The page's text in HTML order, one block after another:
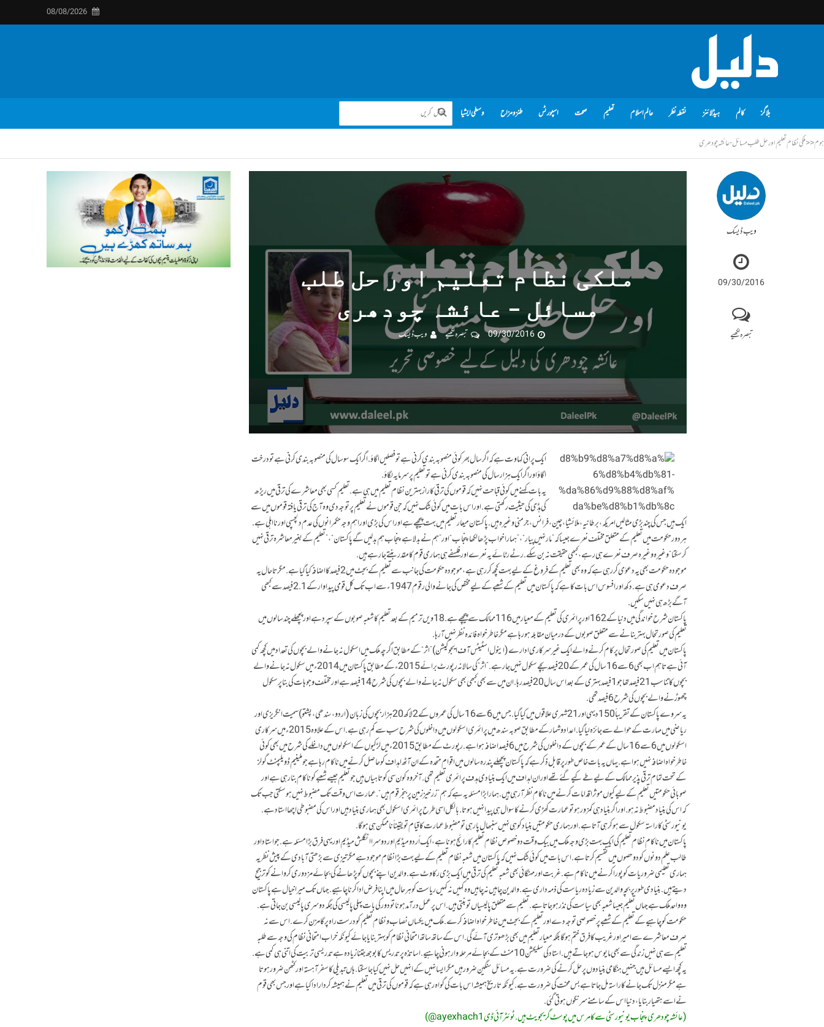
08/08/2026
بلاگز کالم ہیڈلائنز نقطہ نظر عالم اسلام تعلیم صحت اسپورٹس طنز و مزاح وسطی ایشیا
ہوم<<ملکی نظام تعلیم اور حل طلب مسائل - عائشہ چودھری
ویب ڈیسک
09/30/2016
تبصرہ لکھیے
ملکی نظام تعلیم اور حل طلب
مسائل – عائشہ چودھری
09/30/2016 تبصرہ لکھیے ویب ڈیسک
ایک پرانی کہاوت ہے کہ اگر سال بھر کوئی منصوبہ بندی کرنی ہے تو فصلیں اگاؤ. اگرایک سو سال کی منصوبہ بندی کرنی ہے تو درخت
اگاؤ اور اگر ایک ہزار سال کی منصوبہ بندی کرنی ہے تو تعلیم پر سرمایہ لگاؤ.
یہ بات کہنے میں کوئی قباحت نہیں کہ قوموں کی ترقی کا راز بہترین نظام تعلیم میں ہی ہے. تعلیم کسی بھی معاشرے کی ترقی میں ریڑھ
کی ہڈی کی حیثیت رکھتی ہے. اور اس بات میں کوئی شک نہیں کہ جن قوموں نے تعلیم پر توجہ دی وہ آج کی ترقی یافتہ قوموں میں سے
ایک ہیں جس کی چند بڑی مثالیں امریکہ، برطانیہ، ملائشیا، چین، فرانس، جرمنی وغیرہ ہیں. پاکستان میعار تعلیم میں بہت پیچھے ہے اور اس کی بڑی اور اہم وجہ حکمرانوں کی عدم دلچسپی اور نااہلی ہے.
ہر دور حکومت میں تعلیم کے متعلق مختلف نعرے جیسا کہ ”مار نہیں پیار“، ”ہمارا خواب پڑھا لکھا پنجاب“ اور ”ہم نے بدلا ہے پنجاب ہم بدلیں گے پاکستان“، ”تعلیم کے بغیر معاشرہ ترقی نہیں
کر سکتا“ وغیرہ وغیرہ صرف نعرے ہی رہے، کبھی حقیقت نہ بن سکے. رٹے رٹائے یہ نعرے اور فلسفے ہی ہماری قوم کا مقدر بنتے جا رہے ہیں.
موجودہ حکومت بھی یہ دعوٰی کر رہی ہے کہ وہ بھی تعلیم کے فروغ کے لیے بہت کچھ کر رہی ہے، موجودہ حکومت کی جانب سے تعلیم کے بجٹ میں 2 فیصد کا اضافہ کیا گیا ہے. مگر تاحال یہ
صرف دعوی ہی ہے. دکھ اور افسوس اس بات کا ہے کہ پاکستان میں تعلیم کے شعبے کے لیے مختص کی جانے والی رقوم 1947ء سے اب تک کل قومی پیداوار کے 2.1 فیصد سے کبھی
آگے بڑھ ہی نہیں سکیں.
پاکستان شرح خواندگی میں دنیا کے 162 اور پرائمری کی تعلیم کے معیار میں 116 ممالک سے پیچھے ہے. 18 ویں ترمیم کے بعد تعلیم کا شعبہ صوبوں کے سپرد ہے اور پچھلے چند سالوں میں
تعلیم کی صورتحال بہتر بنانے سے متعلق صوبوں کے درمیان مقابلہ ہو رہا ہے مگر خاطر خواہ فائدہ نظر نہیں آرہا.
پاکستان میں تعلیم کی صورتحال پر کام کرنے والے ایک غیر سرکاری ادارے (اینول اسٹیٹس آف ایجوکیشن ) ”اثر“ کے مطابق اگرچہ ملک میں اسکول نہ جانے والے بچوں کی تعداد میں کچھ کمی
آئی ہے تاہم اب بھی 6 سے 16 سال کی عمر کے 20 فیصد بچے سکول نہیں جا رہے. ”اثر“ کی سالانہ رپورٹ برائے 2015ء کے مطابق پاکستان میں 2014ء میں سکول نہ جانے والے
بچوں کا تناسب 21 فیصد تھا جو 1 فیصد بہتری کے بعد اس سال 20 فیصد رہا. ان میں سے بھی کبھی بھی سکول نہ جانے والے بچوں کی شرح 14 فیصد ہے اور مختلف وجوہات کی بنا پر سکول
چھوڑنے والے بچوں کی شرح 6 فیصد تھی.
یہ سروے پاکستان کے تقریباً 150 دیہی اور 21 شہری علاقوں میں کیا گیا. جس میں 6 سے 16 سال کی عمروں کے 2 لاکھ 20 ہزار بچوں کی زبان ( اردو، سندھی، پشتو ) سمیت انگریزی اور
ریاضی میں مہارت کے حوالے سے جائزہ لیا گیا. اعداد و شمار کے مطابق صوبہ سندھ میں پرائمری اسکولوں میں داخلوں کی شرح سب سے کم رہی ہے. اس کے علاوہ 2015ء میں سرکاری
اسکولوں میں 6 سے 16 سال کے عمر کے بچوں کے داخلوں کی شرح میں 6 فیصد اضافہ ہوا ہے. رپورٹ کے مطابق 2015ء میں لڑکیوں کے اسکولوں میں داخلے کی شرح میں بھی کوئی
خاطر خواہ اضافہ نہیں ہوا ہے. یہاں یہ بات خاص طور پر قابل ذکر ہے کہ پاکستان پچھلے پندرہ سالوں میں اقوام متحدہ کے ان آٹھ اہداف کو حاصل کرنے میں ناکام رہا ہے جو ملینیم ڈویلپمنٹ گولز
کے تحت تمام ترقی پذیر ممالک کے لیے طےکیے گئے تھے اور ان اہداف میں ایک بنیادی ہدف پرائمری تعلیم تھی. آخر وہ کون سی کوتاہیاں ہیں جو تعلیم جیسے شعبے کو ناکام بنا رہی ہے اور
صوبائی حکومتیں تعلیم کے لیے کیوں موثر اقدامات کرنے میں ناکام نظر آرہی ہیں. ہمارا بڑا مسئلہ یہ ہے کہ ہم ”زرخیز زمین پر بنجر قوم ہیں“. عمارت اس وقت تک مضبوط نہیں ہو سکتی جب تک
کہ اس کی بنیاد مضبوط نہ ہو. اور اگر بنیاد ہی کمزور ہو تو عمارت کھڑی کرنے کا سوال ہی پیدا نہیں ہوتا. بالکل اسی طرح پرائمری اسکول بھی ہماری بنیاد ہیں اور اس کی مضبوطی اچھا استاد ہے.
یونیورسٹی کا راستہ سکول سے ہو کر ہی آتا ہے. اور ہماری حکومتیں بنیاد کو ہی نہیں سنبھال پا رہی تو مضبوط عمارت کا قیام تو یقیناً ناممکن ہی ہوگا.
پاکستان میں ناکام نظام تعلیم کی ایک بہت بڑی وجہ ملک میں بیک وقت دو خصوص نظام تعلیم کا رائج ہونا ہے، ایک اُردو میڈیم اور دوسرا انگلش میڈیم اور یہی فرق بڑا مسئلہ ہے. جو استاد اور
طالب علم دونوں کو دو حصوں میں تقسیم کرتا ہے. اس بات میں کوئی شک نہیں کہ پاکستان میں شعبہ نظام تعلیم کے لیے بہت بڑا نظام موجود ہے مگر تیزی سے بڑھتی آبادی کے پیش نظر یہ
ہماری تعلیمی ضروریات کو پورا کرنے میں ناکام ہے. غربت اور مہنگائی بھی شعبہ تعلیم کی ترقی میں ایک بڑی رکاوٹ ہے.والدین اپنے بچوں کو پڑھانے کی بجائے مزدوری کروانے کو ترجیح
دیتے ہیں.بنیادی طور پر بچہ والدین سے زیادہ ریاست کی ذمہ داری ہے. والدین چاہیں نہ چاہیں وہ کہیں نہ کہیں ریاست کو ہر حال میں اپنا فرض ادا کرنا چاہیے. جہاں تک میرا خیال ہے پاکستان
وہ واحد ملک ہے جہاں تعلیم جیسا شعبہ بھی سیاست کی نذر ہوجاتا ہے. تعلیم سے متعلق پالیسیاں تو بنتی ہیں. اس پر عمل درآمد ہونا تو دور کی بات پہلی پالیسی کی جگہ دوسری پالیسی بن جاتی ہے.
حکومت کو چاہیے کے تعلیم کے شعبے پر خصوصی توجہ دے اور تعلیم کے بجٹ میں خاطر خواہ اضافہ کرے. ملک میں یکساں نصاب ونظام تعلیم کو درست راہ پر گامزن کرے. اس سے نہ
صرف معاشرے سے امیر اور غریب کا فرق ختم ہو گا بلکہ معیار تعلیم میں بھی بڑھوتری آئے گی. اس کے ساتھ ساتھ امتحانی نظام کو بہتر بنایا جائے کیونکہ خراب امتحانی نظام کی وجہ سے طلبہ
تعلیم سے ہی نہیں زندگی سے بھی مایوس ہو جاتے ہیں. استاد کی سلیکشن 10 منٹ کے بجائے مرحلہ وار ہونی چاہیے. اساتذہ پر تدریس کا بوجھ جتنا زیادہ ہے تدریسی تربیت کی اتنی ہی کمی ہے.
یہ کچھ ایسے مسائل ہیں جنہیں ہنگامی بنیادوں پر حل کرنے کی ضرورت ہے. یہ مسائل سنگین ضرور ہیں مگر ایسا نہیں کے انہیں حل نہیں کیا جا سکتا. ہاں تبدیلی کا سفر آہستہ اور کٹھن ضرور ہوتا
ہے مگر منزل تک جانے کا راستہ مل جاتا ہے بس محنت کی ضرورت ہے. کیونکہ تاریخ ہمیشہ اس بات کی گواہ رہی ہے کہ قوموں کی ترقی میں تعلیم نے ہمیشہ کردار ادا کیا ہے اور جس بھی قوم
نے اسے ہتھیار بنایا، دنیا اس کے سامنے سرنگوں ہوتی گئی.
(عائشہ چودھری پنجاب یونیورسٹی سے کامرس میں پوسٹ گریجویٹ ہیں. ٹوئٹر آئی ڈیayexhach1@)